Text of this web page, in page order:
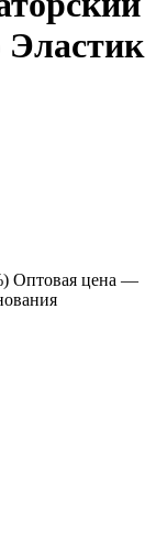
Эластик
Оптовая цена —